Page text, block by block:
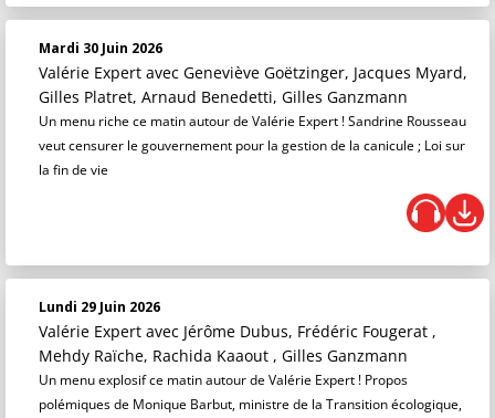
Mardi 30 Juin 2026
Valérie Expert avec Geneviève Goëtzinger, Jacques Myard,
Gilles Platret, Arnaud Benedetti, Gilles Ganzmann
Un menu riche ce matin autour de Valérie Expert ! Sandrine Rousseau
veut censurer le gouvernement pour la gestion de la canicule ; Loi sur
la fin de vie
Lundi 29 Juin 2026
Valérie Expert avec Jérôme Dubus, Frédéric Fougerat ,
Mehdy Raïche, Rachida Kaaout , Gilles Ganzmann
Un menu explosif ce matin autour de Valérie Expert ! Propos
polémiques de Monique Barbut, ministre de la Transition écologique,